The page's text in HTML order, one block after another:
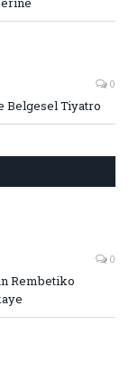
0
Belgesel Tiyatro
0
Rembetiko